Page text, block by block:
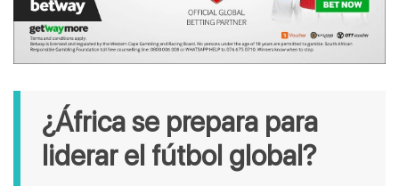
¿África se prepara para
liderar el fútbol global?